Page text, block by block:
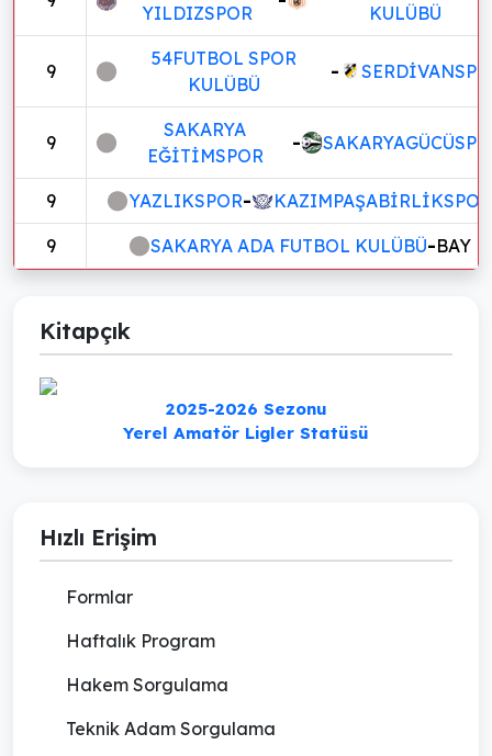
YILDIZSPOR KULÜBÜ
9
54FUTBOL SPOR
KULÜBÜ
-
9
SAKARYA
EĞİTİMSPOR
-
9 YAZLIKSPOR- KAZIMPAŞABİRLİKSPOR
9 SAKARYA ADA FUTBOL KULÜBÜ-BAY
Kitapçık
2025-2026 Sezonu
Yerel Amatör Ligler Statüsü
Hızlı Erişim
Formlar
Haftalık Program
Hakem Sorgulama
Teknik Adam Sorgulama